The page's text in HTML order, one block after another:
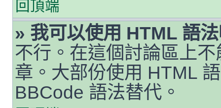
回頂端
» 我可以使用 HTML 語
不行。在這個討論區上
章。大部份使用 HTML
BBCode 語法替代。